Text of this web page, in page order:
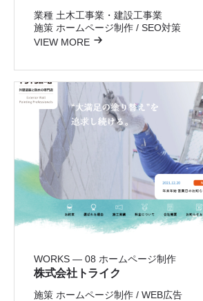
業種 土木工事業・建設工事業
施策 ホームページ制作 / SEO対策
VIEW MORE
WORKS — 08 ホームページ制作
株式会社トライク
施策 ホームページ制作 / WEB広告